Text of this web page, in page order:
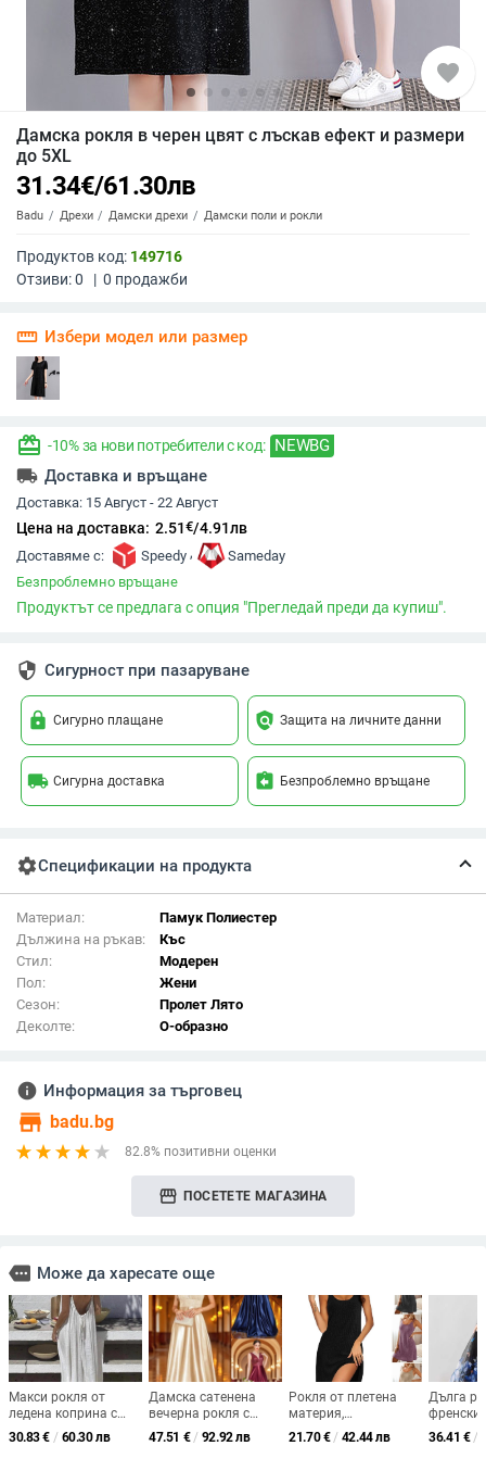
favorite
Дамска рокля в черен цвят с лъскав ефект и размери
до 5XL
31.34€/61.30лв
Badu Дрехи Дамски дрехи Дамски поли и рокли
Продуктов код: 149716
Отзиви:0 | 0 продажби
straighten Избери модел или размер
redeem -10% за нови потребители с код: NEWBG
local_shipping Доставка и връщане
Доставка: 15 Август - 22 Август
Цена на доставка: 2.51€/4.91лв
Доставяме с: Speedy ,
Sameday
Безпроблемно връщане
Продуктът се предлага с опция "Прегледай преди да купиш".
security Сигурност при пазаруване
lock Сигурно плащане policy Защита на личните данни
local_shipping Сигурна доставка assignment_return Безпроблемно връщане
settingsСпецификации на продукта
Материал:
Памук Полиестер
Дължина на ръкав:
Къс
Стил:
Модерен
Пол:
Жени
Сезон:
Пролет Лято
Деколте:
О-образно
info Информация за търговец
store badu.bg
82.8% позитивни оценки
storefront ПОСЕТЕТЕ МАГАЗИНА
more Може да харесате още
Макси рокля от
ледена коприна с
презрамки и открит
гръб, плисирана
30.83€ / 60.30 лв
Дамска сатенена
вечерна рокля с
пайети, А-линия,
дълбоко V деколте,
47.51 € / 92.92 лв
Рокля от плетена
материя,
презрамкова, А-
линеен силует,
21.70€ / 42.44 лв
Дълга
френски
36.41 € /